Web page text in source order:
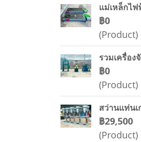
แม่เหล็กไ
฿0
(Product)
รวมเครื่อง
฿0
(Product)
สว่านแท่นเ
฿29,500
(Product)